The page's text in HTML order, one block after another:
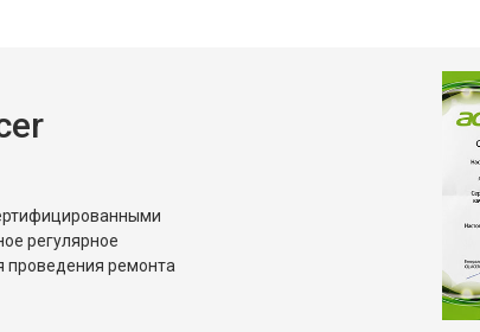
регулярное
проведения ремонта